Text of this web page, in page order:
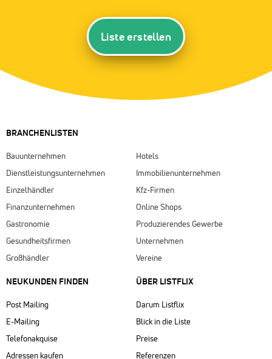
Liste erstellen
BRANCHENLISTEN
Bauunternehmen
Dienstleistungsunternehmen
Einzelhändler
Finanzunternehmen
Gastronomie
Gesundheitsfirmen
Großhändler
Hotels
Immobilienunternehmen
Kfz-Firmen
Online Shops
Produzierendes Gewerbe
Unternehmen
Vereine
NEUKUNDEN FINDEN
Post Mailing
E-Mailing
Telefonakquise
Adressen kaufen
ÜBER LISTFLIX​
Darum Listflix
Blick in die Liste
Preise
Referenzen